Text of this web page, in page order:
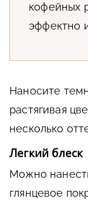
кофейных
эффектно
Наносите
растягивая
несколько
Легкий блеск
Можно
глянцевое